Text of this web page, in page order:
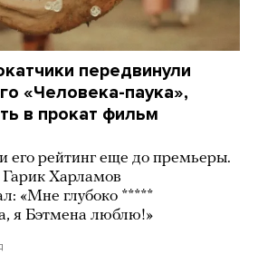
передвинули
«Человека-паука»,
в прокат фильм
его рейтинг еще до премьеры.
Харламов
«Мне глубоко *****
я Бэтмена люблю!»